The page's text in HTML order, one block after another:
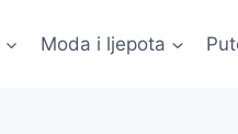
Moda i ljepota